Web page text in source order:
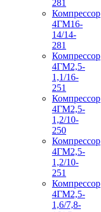
281
Компрессор
4ГМ16-
14/14-
281
Компрессор
4ГМ2,5-
1,1/16-
251
Компрессор
4ГМ2,5-
1,2/10-
250
Компрессор
4ГМ2,5-
1,2/10-
251
Компрессор
4ГМ2,5-
1,6/7,8-